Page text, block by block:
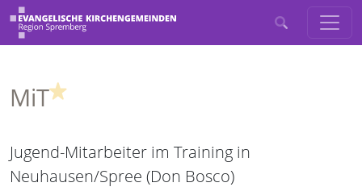
MiT
Jugend-Mitarbeiter im Training in
Neuhausen/Spree (Don Bosco)